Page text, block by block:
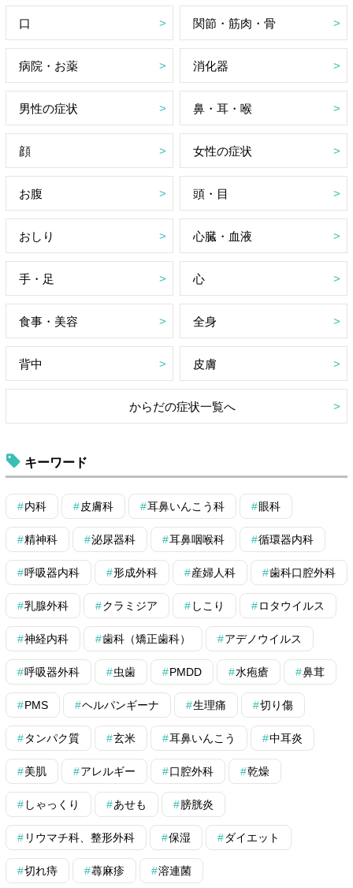
口 関節・筋肉・骨
病院・お薬 消化器
男性の症状 鼻・耳・喉
顔 女性の症状
お腹 頭・目
おしり 心臓・血液
手・足 心
食事・美容 全身
背中 皮膚
からだの症状一覧へ
キーワード
内科 皮膚科 耳鼻いんこう科 眼科
精神科 泌尿器科 耳鼻咽喉科 循環器内科
呼吸器内科 形成外科 産婦人科 歯科口腔外科
乳腺外科 クラミジア しこり ロタウイルス
神経内科 歯科（矯正歯科） アデノウイルス
呼吸器外科 虫歯 PMDD 水疱瘡 鼻茸
PMS ヘルパンギーナ 生理痛 切り傷
タンパク質 玄米 耳鼻いんこう 中耳炎
美肌 アレルギー 口腔外科 乾燥
しゃっくり あせも 膀胱炎
リウマチ科、整形外科 保湿 ダイエット
切れ痔 蕁麻疹 溶連菌